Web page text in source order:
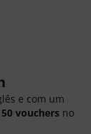
e com um
50 vouchers no